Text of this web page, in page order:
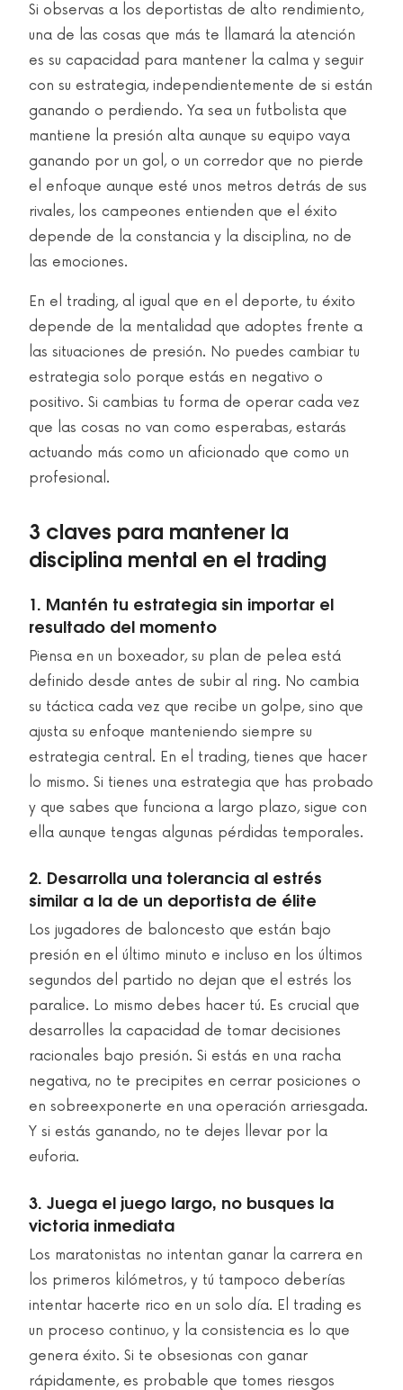
Si observas a los deportistas de alto rendimiento,
una de las cosas que más te llamará la atención
es su capacidad para mantener la calma y seguir
con su estrategia, independientemente de si están
ganando o perdiendo. Ya sea un futbolista que
mantiene la presión alta aunque su equipo vaya
ganando por un gol, o un corredor que no pierde
el enfoque aunque esté unos metros detrás de sus
rivales, los campeones entienden que el éxito
depende de la constancia y la disciplina, no de
las emociones.
En el trading, al igual que en el deporte, tu éxito
depende de la mentalidad que adoptes frente a
las situaciones de presión. No puedes cambiar tu
estrategia solo porque estás en negativo o
positivo. Si cambias tu forma de operar cada vez
que las cosas no van como esperabas, estarás
actuando más como un aficionado que como un
profesional.
3 claves para mantener la
disciplina mental en el trading
1. Mantén tu estrategia sin importar el
resultado del momento
Piensa en un boxeador, su plan de pelea está
definido desde antes de subir al ring. No cambia
su táctica cada vez que recibe un golpe, sino que
ajusta su enfoque manteniendo siempre su
estrategia central. En el trading, tienes que hacer
lo mismo. Si tienes una estrategia que has probado
y que sabes que funciona a largo plazo, sigue con
ella aunque tengas algunas pérdidas temporales.
2. Desarrolla una tolerancia al estrés
similar a la de un deportista de élite
Los jugadores de baloncesto que están bajo
presión en el último minuto e incluso en los últimos
segundos del partido no dejan que el estrés los
paralice. Lo mismo debes hacer tú. Es crucial que
desarrolles la capacidad de tomar decisiones
racionales bajo presión. Si estás en una racha
negativa, no te precipites en cerrar posiciones o
en sobreexponerte en una operación arriesgada.
Y si estás ganando, no te dejes llevar por la
euforia.
3. Juega el juego largo, no busques la
victoria inmediata
Los maratonistas no intentan ganar la carrera en
los primeros kilómetros, y tú tampoco deberías
intentar hacerte rico en un solo día. El trading es
un proceso continuo, y la consistencia es lo que
genera éxito. Si te obsesionas con ganar
rápidamente, es probable que tomes riesgos